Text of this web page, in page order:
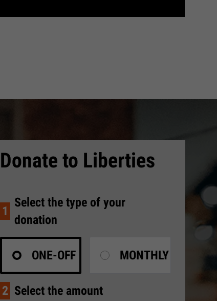
Donate to Liberties
1
Select the type of your
donation
ONE-OFF MONTHLY
2 Select the amount